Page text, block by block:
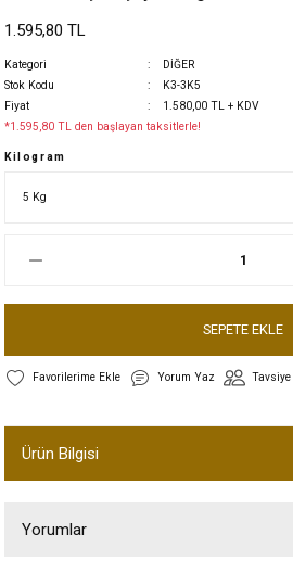
1.595,80 TL
Kategori
DİĞER
Stok Kodu
K3-3K5
Fiyat
1.580,00 TL + KDV
*1.595,80 TL den başlayan taksitlerle!
Kilogram
SEPETE EKLE
Yorum Yaz Tavsiye
Ürün Bilgisi
Yorumlar